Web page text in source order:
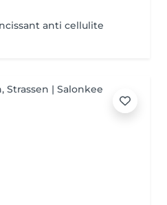
anti cellulite